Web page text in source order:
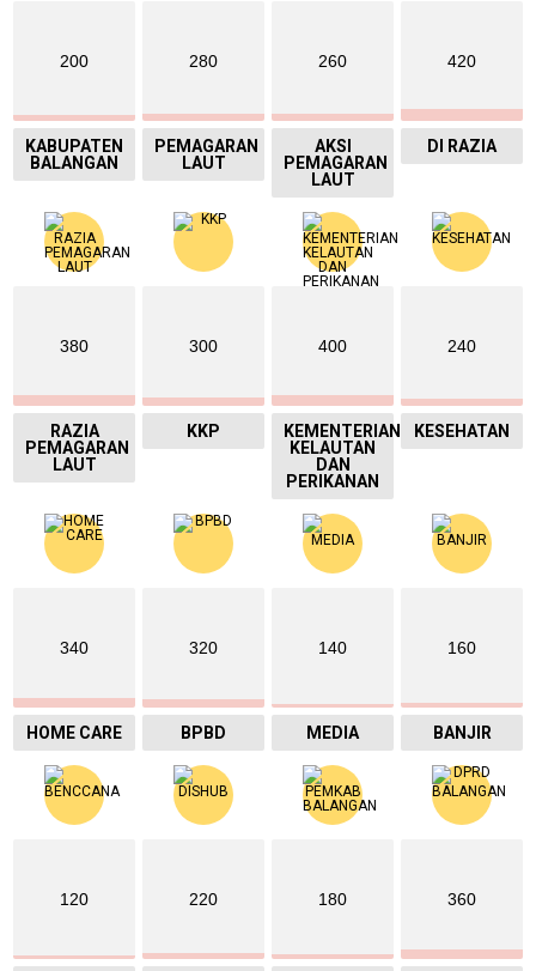
200
KABUPATEN
BALANGAN
280
PEMAGARAN
LAUT
260
AKSI
PEMAGARAN
LAUT
420
DI RAZIA
380
RAZIA
PEMAGARAN
LAUT
300
KKP
400
KEMENTERIAN
KELAUTAN
DAN
PERIKANAN
240
KESEHATAN
340
HOME CARE
320
BPBD
140
MEDIA
160
BANJIR
120 220 180 360